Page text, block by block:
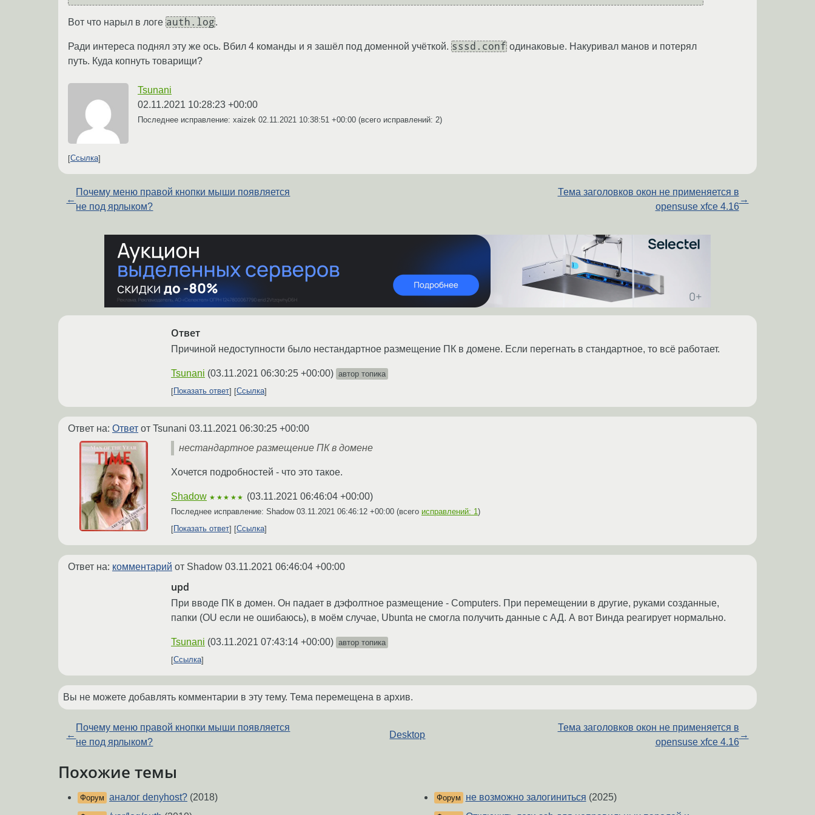
Вот что нарыл в логе auth.log.
Ради интереса поднял эту же ось. Вбил 4 команды и я зашёл под доменной учёткой. sssd.conf одинаковые. Накуривал манов и потерял
путь. Куда копнуть товарищи?
Tsunani
02.11.2021 10:28:23 +00:00
Последнее исправление: xaizek 02.11.2021 10:38:51 +00:00 (всего исправлений: 2)
Ссылка
←
Почему меню правой кнопки мыши появляется
не под ярлыком?
Тема заголовков окон не применяется в
opensuse xfce 4.16
→
Ответ
Причиной недоступности было нестандартное размещение ПК в домене. Если перегнать в стандартное, то всё работает.
Tsunani (03.11.2021 06:30:25 +00:00) автор топика
Показать ответ
Ссылка
Ответ на: Ответ от Tsunani 03.11.2021 06:30:25 +00:00
нестандартное размещение ПК в домене
Хочется подробностей - что это такое.
Shadow ★★★★★ (03.11.2021 06:46:04 +00:00)
Последнее исправление: Shadow 03.11.2021 06:46:12 +00:00 (всего исправлений: 1)
Показать ответ
Ссылка
Ответ на: комментарий от Shadow 03.11.2021 06:46:04 +00:00
upd
При вводе ПК в домен. Он падает в дэфолтное размещение - Computers. При перемещении в другие, руками созданные,
папки (OU если не ошибаюсь), в моём случае, Ubunta не смогла получить данные с АД. А вот Винда реагирует нормально.
Tsunani (03.11.2021 07:43:14 +00:00) автор топика
Ссылка
Вы не можете добавлять комментарии в эту тему. Тема перемещена в архив.
←
Почему меню правой кнопки мыши появляется
не под ярлыком?
Desktop
Тема заголовков окон не применяется в
opensuse xfce 4.16
→
Похожие темы
Форум аналог denyhost? (2018) Форум не возможно залогиниться (2025)